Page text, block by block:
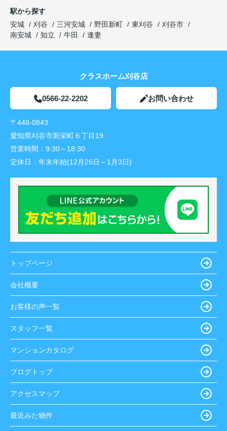
駅から探す
安城
刈谷 三河安城 野田新町 東刈谷
刈谷市
南安城
知立 牛田 逢妻
クラスホーム刈谷店
0566-22-2202 お問い合わせ
〒448-0843
愛知県刈谷市新栄町６丁目19
営業時間： 9:30～18:30
定休日： 年末年始(12月26日～1月3日)
トップページ
会社概要
お客様の声一覧
スタッフ一覧
マンションカタログ
ブログトップ
アクセスマップ
最近みた物件